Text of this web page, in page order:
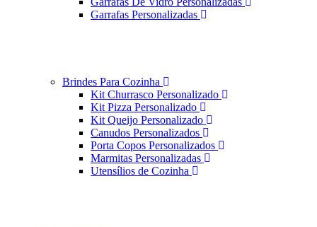
Garrafas Personalizadas
Brindes Para Cozinha
Kit Churrasco Personalizado
Kit Pizza Personalizado
Kit Queijo Personalizado
Canudos Personalizados
Porta Copos Personalizados
Marmitas Personalizadas
Utensílios de Cozinha